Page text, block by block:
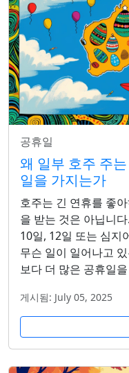
공휴일
왜 일부 호주 주
일을 가지는가
호주는 긴 연휴를 좋
을 받는 것은 아닙니
10일, 12일 또는 심지
무슨 일이 일어나고
보다 더 많은 공휴일
게시됨: July 05, 2025